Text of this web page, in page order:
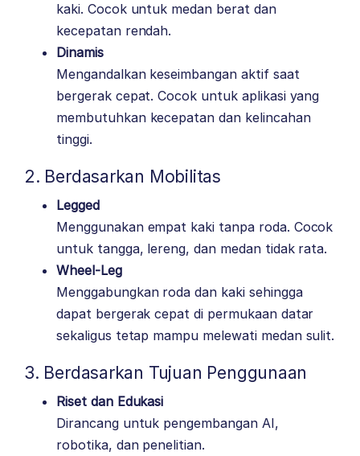
kaki. Cocok untuk medan berat dan
kecepatan rendah.
Dinamis
Mengandalkan keseimbangan aktif saat
bergerak cepat. Cocok untuk aplikasi yang
membutuhkan kecepatan dan kelincahan
tinggi.
2. Berdasarkan Mobilitas
Legged
Menggunakan empat kaki tanpa roda. Cocok
untuk tangga, lereng, dan medan tidak rata.
Wheel-Leg
Menggabungkan roda dan kaki sehingga
dapat bergerak cepat di permukaan datar
sekaligus tetap mampu melewati medan sulit.
3. Berdasarkan Tujuan Penggunaan
Riset dan Edukasi
Dirancang untuk pengembangan AI,
robotika, dan penelitian.